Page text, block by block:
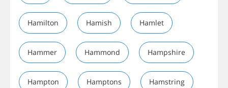
Hamilton Hamish Hamlet
Hammer Hammond Hampshire
Hampton Hamptons Hamstring